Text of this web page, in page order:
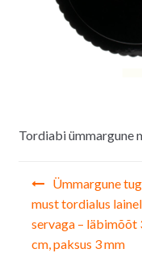
Tordiabi ümmargune
Ümmargune
must tordialus
servaga – läbimõõt
cm, paksus 3 mm